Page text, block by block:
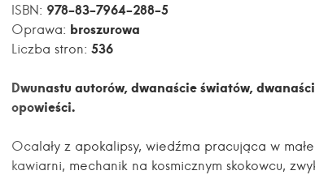
ISBN: 978-83-7964-288-5
Oprawa: broszurowa
Liczba stron: 536
Dwunastu autorów, dwanaście światów,
opowieści.
Ocalały z apokalipsy, wiedźma pracująca w
kawiarni, mechanik na kosmicznym skokowcu,